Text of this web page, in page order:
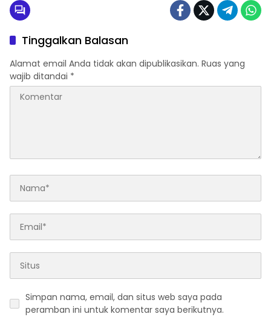
Tinggalkan Balasan
Alamat email Anda tidak akan dipublikasikan. Ruas yang
wajib ditandai *
Simpan nama, email, dan situs web saya pada
peramban ini untuk komentar saya berikutnya.